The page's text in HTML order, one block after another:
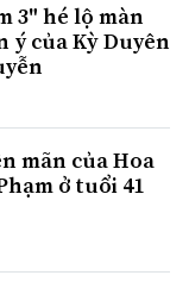
3" hé lộ màn
ý của Kỳ Duyên
mãn của Hoa
ở tuổi 41